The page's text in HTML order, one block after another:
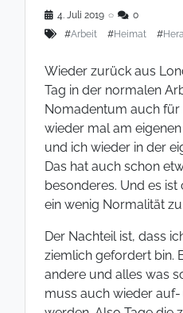
4. Juli 2019 ◌
0
#Arbeit #Heimat #
Wieder zurück aus
Tag in der normalen
Nomadentum auch für
wieder mal am
und ich wieder in der
Das hat auch schon
besonderes. Und es
ein wenig Normalität
Der Nachteil ist, dass
ziemlich gefordert bin.
andere und alles was
muss auch wieder